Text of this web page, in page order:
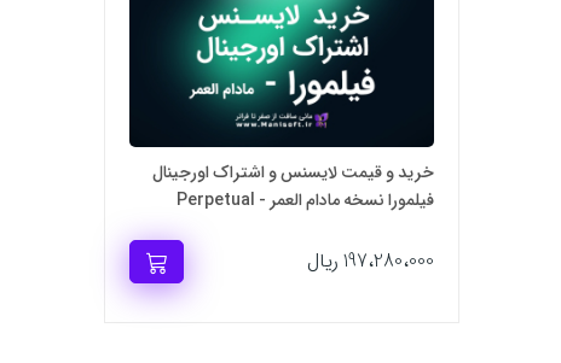
خرید و قیمت لایسنس و اشتراک اورجینال
فیلمورا نسخه مادام العمر - Perpetual
197،280،000 ریال